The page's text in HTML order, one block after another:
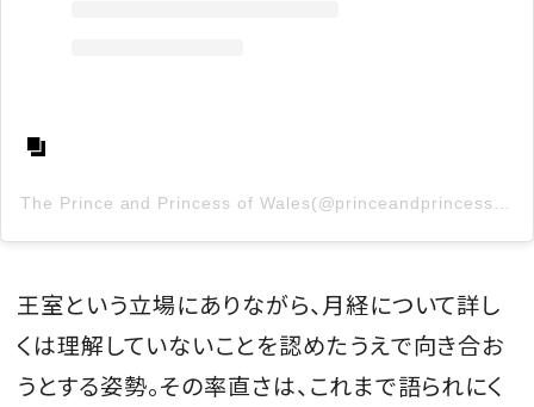
王室という立場にありながら、月経について詳し
くは理解していないことを認めたうえで向き合お
うとする姿勢。その率直さは、これまで語られにく